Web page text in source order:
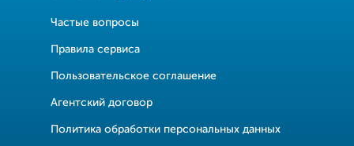
Частые вопросы
Правила сервиса
Пользовательское соглашение
Агентский договор
Политика обработки персональных данных